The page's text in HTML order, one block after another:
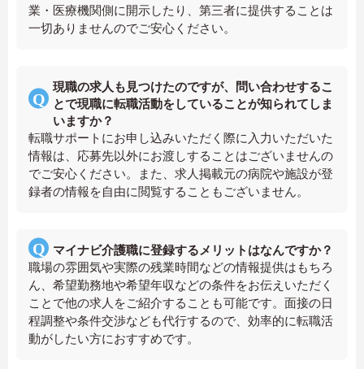
業・医療機関側に開示したり、第三者に提供することは
一切ありませんのでご安心ください。
現職の求人も見つけたのですが、問い合わせするこ
とで現職に転職活動をしていることが知られてしま
いますか？
転職サポートにお申し込みいただく際に入力いただいた
情報は、応募先以外にお渡しすることはございませんの
でご安心ください。また、求人掲載元の病院や施設が登
録者の情報を自由に閲覧することもございません。
マイナビ介護職に登録するメリットはなんですか？
職場の雰囲気や実際の残業時間などの情報提供はもちろ
ん、希望勤務地や希望年収などの条件をお伝えいただく
ことで他の求人をご紹介することも可能です。面接の日
程調整や条件交渉なども代行するので、効率的に転職活
動がしたい方におすすめです。